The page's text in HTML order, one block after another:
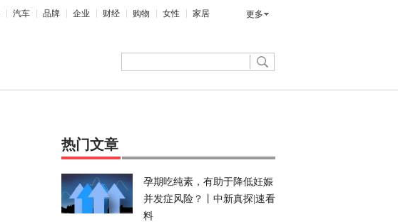
汽车 品牌 企业 财经 购物 女性 家居 更多
热门文章
孕期吃纯素，有助于降低妊娠
并发症风险？丨中新真探|速看
料